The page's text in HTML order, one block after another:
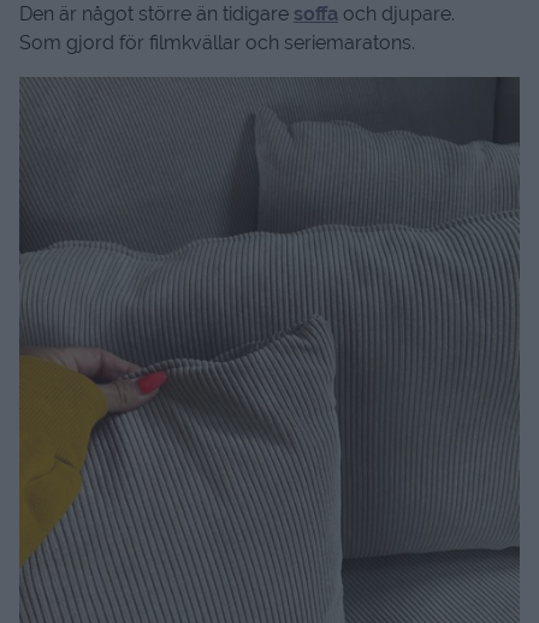
Den är något större än tidigare soffa och djupare.
Som gjord för filmkvällar och seriemaratons.